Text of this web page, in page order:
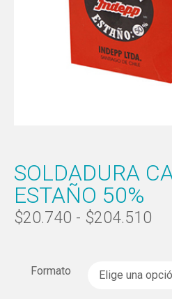
SOLDADURA
ESTAÑO 50%
$20.740 - $204.510
Formato